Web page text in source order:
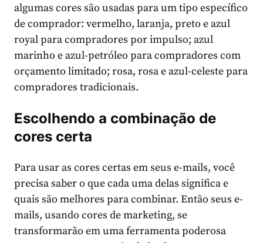
algumas cores são usadas para um tipo específico
de comprador: vermelho, laranja, preto e azul
royal para compradores por impulso; azul
marinho e azul-petróleo para compradores com
orçamento limitado; rosa, rosa e azul-celeste para
compradores tradicionais.
Escolhendo a combinação de
cores certa
Para usar as cores certas em seus e-mails, você
precisa saber o que cada uma delas significa e
quais são melhores para combinar. Então seus e-
mails, usando cores de marketing, se
transformarão em uma ferramenta poderosa